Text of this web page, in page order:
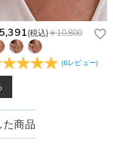
(税込)￥10,800
(6レビュー)
た商品